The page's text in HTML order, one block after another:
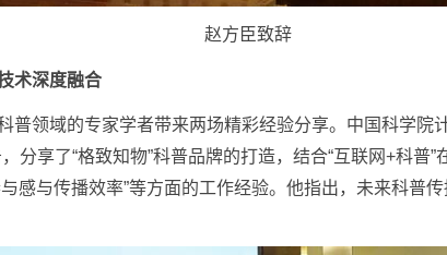
赵方臣致辞
术深度融合
普领域的专家学者带来两场精彩经验分享。中国科学院
分享了“格致知物”科普品牌的打造，结合“互联网+科普
感与传播效率”等方面的工作经验。他指出，未来科普传